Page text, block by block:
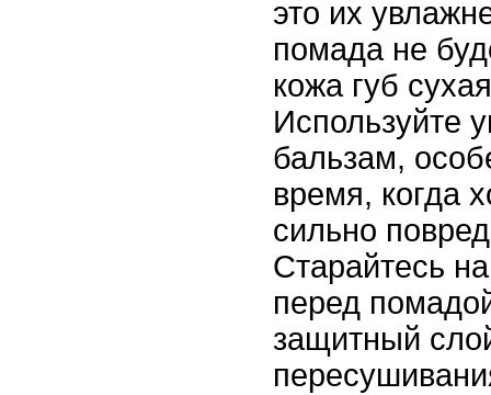
это их
помада не
кожа губ
Используйте
бальзам,
время, когда
сильно
Старайтесь
перед
защитный